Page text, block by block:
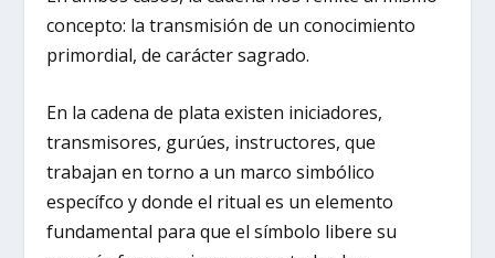
concepto: la transmisión de un conocimiento
primordial, de carácter sagrado.
En la cadena de plata existen iniciadores,
transmisores, gurúes, instructores, que
trabajan en torno a un marco simbólico
específco y donde el ritual es un elemento
fundamental para que el símbolo libere su